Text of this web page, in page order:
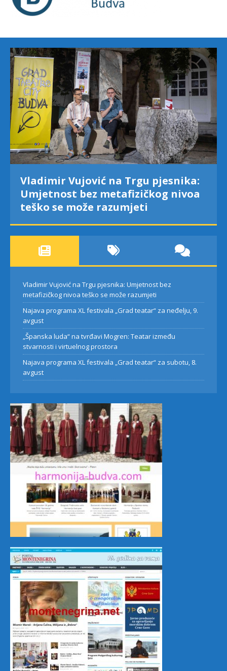
Vladimir Vujović na Trgu pjesnika:
Umjetnost bez metafizičkog nivoa
teško se može razumjeti
Vladimir Vujović na Trgu pjesnika: Umjetnost bez
metafizičkog nivoa teško se može razumjeti
Najava programa XL festivala „Grad teatar“ za neđelju, 9.
avgust
„Španska luda“ na tvrđavi Mogren: Teatar između
stvarnosti i virtuelnog prostora
Najava programa XL festivala „Grad teatar“ za subotu, 8.
avgust